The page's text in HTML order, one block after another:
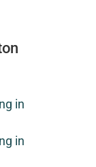
in
in